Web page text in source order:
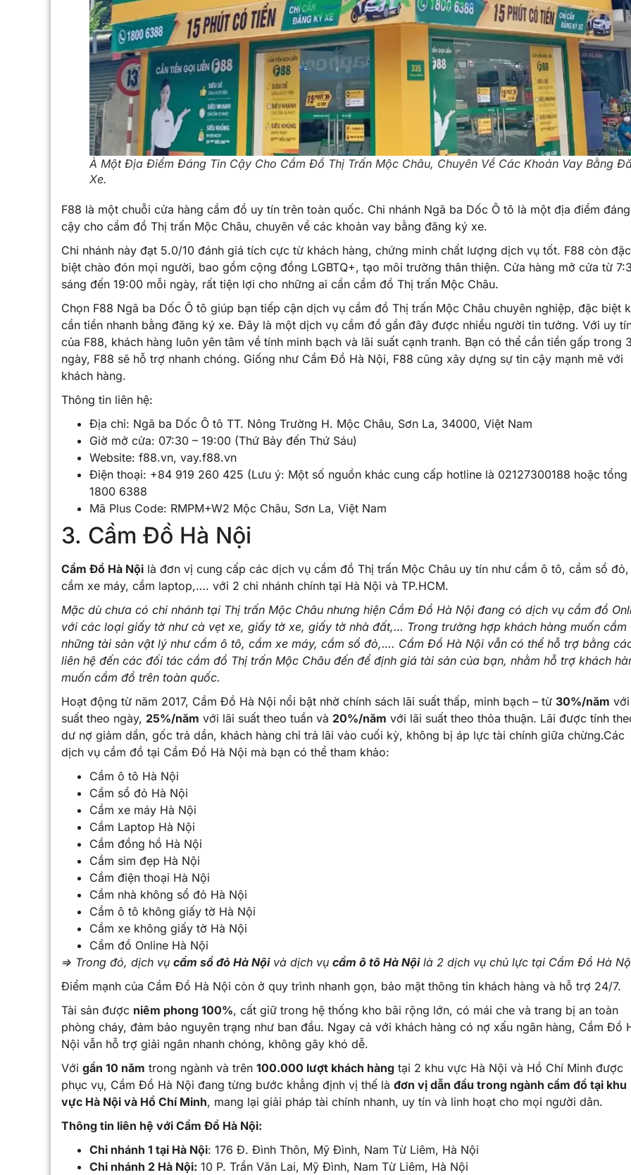
À Một Địa Điểm Đáng Tin Cậy Cho Cầm Đồ Thị Trấn Mộc Châu, Chuyên Về Các Khoản Vay Bằng
Xe.
F88 là một chuỗi cửa hàng cầm đồ uy tín trên toàn quốc. Chi nhánh Ngã ba Dốc Ô tô là một địa điểm
cậy cho cầm đồ Thị trấn Mộc Châu, chuyên về các khoản vay bằng đăng ký xe.
Chi nhánh này đạt 5.0/10 đánh giá tích cực từ khách hàng, chứng minh chất lượng dịch vụ tốt. F88 còn đặc
biệt chào đón mọi người, bao gồm cộng đồng LGBTQ+, tạo môi trường thân thiện. Cửa hàng mở cửa từ
sáng đến 19:00 mỗi ngày, rất tiện lợi cho những ai cần cầm đồ Thị trấn Mộc Châu.
Chọn F88 Ngã ba Dốc Ô tô giúp bạn tiếp cận dịch vụ cầm đồ Thị trấn Mộc Châu chuyên nghiệp, đặc biệt
cần tiền nhanh bằng đăng ký xe. Đây là một dịch vụ cầm đồ gần đây được nhiều người tin tưởng. Với uy
của F88, khách hàng luôn yên tâm về tính minh bạch và lãi suất cạnh tranh. Bạn có thể cần tiền gấp trong
ngày, F88 sẽ hỗ trợ nhanh chóng. Giống như Cầm Đồ Hà Nội, F88 cũng xây dựng sự tin cậy mạnh mẽ với
khách hàng.
Thông tin liên hệ:
Địa chỉ: Ngã ba Dốc Ô tô TT. Nông Trường H. Mộc Châu, Sơn La, 34000, Việt Nam
Giờ mở cửa: 07:30 – 19:00 (Thứ Bảy đến Thứ Sáu)
Website: f88.vn, vay.f88.vn
Điện thoại: +84 919 260 425 (Lưu ý: Một số nguồn khác cung cấp hotline là 02127300188 hoặc tổng
1800 6388
Mã Plus Code: RMPM+W2 Mộc Châu, Sơn La, Việt Nam
3. Cầm Đồ Hà Nội
Cầm Đồ Hà Nội là đơn vị cung cấp các dịch vụ cầm đồ Thị trấn Mộc Châu uy tín như cầm ô tô, cầm sổ đỏ,
cầm xe máy, cầm laptop,…. với 2 chi nhánh chính tại Hà Nội và TP.HCM.
Mặc dù chưa có chi nhánh tại Thị trấn Mộc Châu nhưng hiện Cầm Đồ Hà Nội đang có dịch vụ cầm đồ
với các loại giấy tờ như cà vẹt xe, giấy tờ xe, giấy tờ nhà đất,… Trong trường hợp khách hàng muốn cầm
những tài sản vật lý như cầm ô tô, cầm xe máy, cầm sổ đỏ,…. Cầm Đồ Hà Nội vẫn có thể hỗ trợ bằng
liên hệ đến các đối tác cầm đồ Thị trấn Mộc Châu đến để định giá tài sản của bạn, nhằm hỗ trợ khách
muốn cầm đồ trên toàn quốc.
Hoạt động từ năm 2017, Cầm Đồ Hà Nội nổi bật nhờ chính sách lãi suất thấp, minh bạch – từ 30%/năm
suất theo ngày, 25%/năm với lãi suất theo tuần và 20%/năm với lãi suất theo thỏa thuận. Lãi được tính
dư nợ giảm dần, gốc trả dần, khách hàng chỉ trả lãi vào cuối kỳ, không bị áp lực tài chính giữa chừng.Các
dịch vụ cầm đồ tại Cầm Đồ Hà Nội mà bạn có thể tham khảo:
Cầm ô tô Hà Nội
Cầm sổ đỏ Hà Nội
Cầm xe máy Hà Nội
Cầm Laptop Hà Nội
Cầm đồng hồ Hà Nội
Cầm sim đẹp Hà Nội
Cầm điện thoại Hà Nội
Cầm nhà không sổ đỏ Hà Nội
Cầm ô tô không giấy tờ Hà Nội
Cầm xe không giấy tờ Hà Nội
Cầm đồ Online Hà Nội
=> Trong đó, dịch vụ cầm sổ đỏ Hà Nộivà dịch vụ cầm ô tô Hà Nộilà 2 dịch vụ chủ lực tại Cầm Đồ Hà
Điểm mạnh của Cầm Đồ Hà Nội còn ở quy trình nhanh gọn, bảo mật thông tin khách hàng và hỗ trợ 24/7.
Tài sản được niêm phong 100%, cất giữ trong hệ thống kho bãi rộng lớn, có mái che và trang bị an toàn
phòng cháy, đảm bảo nguyên trạng như ban đầu. Ngay cả với khách hàng có nợ xấu ngân hàng, Cầm Đồ
Nội vẫn hỗ trợ giải ngân nhanh chóng, không gây khó dễ.
Với gần 10 năm trong ngành và trên 100.000 lượt khách hàng tại 2 khu vực Hà Nội và Hồ Chí Minh được
phục vụ, Cầm Đồ Hà Nội đang từng bước khẳng định vị thế là đơn vị dẫn đầu trong ngành cầm đồ tại khu
vực Hà Nội và Hồ Chí Minh, mang lại giải pháp tài chính nhanh, uy tín và linh hoạt cho mọi người dân.
Thông tin liên hệ với Cầm Đồ Hà Nội:
Chi nhánh 1 tại Hà Nội: 176 Đ. Đình Thôn, Mỹ Đình, Nam Từ Liêm, Hà Nội
Chi nhánh 2 Hà Nội: 10 P. Trần Văn Lai, Mỹ Đình, Nam Từ Liêm, Hà Nội